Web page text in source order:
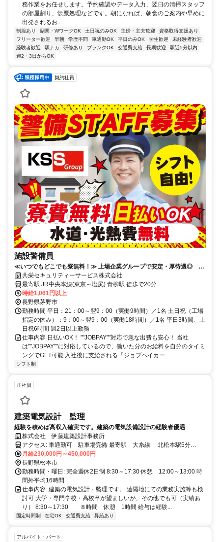
務作業をお任せします。予約確認やデータ入力、翌日の清掃スタッフ
の部屋割り、伝票処理などです。朝になれば、朝食のご案内や早めに
出発されるお...
制服あり 副業・WワークOK 土日祝のみOK 主婦・主夫歓迎
資格取得支援あり
フリーター歓迎
早朝 学歴不問 車通勤OK 平日のみOK 学生歓迎
未経験者歓迎
経験者歓迎
駅ナカ 研修あり ブランクOK 交通費支給 長期歓迎
駅近5分以内
週2・3日からOK
契約社員
施設警備員
≪いつでもどこでも寮無料！≫ 上場企業グループで安定・厚待遇◎ 異
業種からの転職多数！
共栄セキュリティーサービス株式会社
最寄駅 JR中央本線(東京～塩尻) 青柳駅 徒歩で20分
時給1,061円以上
長野県茅野市
勤務時間 平日：21：00～翌9：00（実働9時間）／1名 土日祝（工場
指定の休み）：9：00～翌9：00（実働18時間）／1名 平日3時間、土
日祝6時間 週2日以上勤務
仕事内容 日払いOK！ ""JOBPAY""対応で急な出費も安心！ 当社
は""JOBPAY""に対応しているので、働いた分のお給料を自分のタイミ
ングでGET可能 入社後に支給される「ジョブペイカー...
シフト制
正社員
建築電気設計 監理
経験を積めば高収入確実です。建築の電気設備設計の経験者優遇
株式会社 伊藤建築設計事務所
アクセス: 車通勤可 駐車場完備 最寄駅 大糸線 北松本駅5分
中央線 松本駅 15分
月給230,000円～450,000円
長野県松本市
勤務時間・曜日: 完全週休2日制 8:30～17:30 休憩 12:00～13:00 時
間外平均16時間
仕事内容: 建築の電気設計・監理です。 遠隔地にての業務実施等も検
討可 大学・専門学校・高校卒が望ましいが、その他でも可（実績あ
り） 8:30～17:30 ８時間 休憩 1時間 給与は経験...
固定時間制 在宅OK 交通費支給 昇給あり
アルバイト・パート